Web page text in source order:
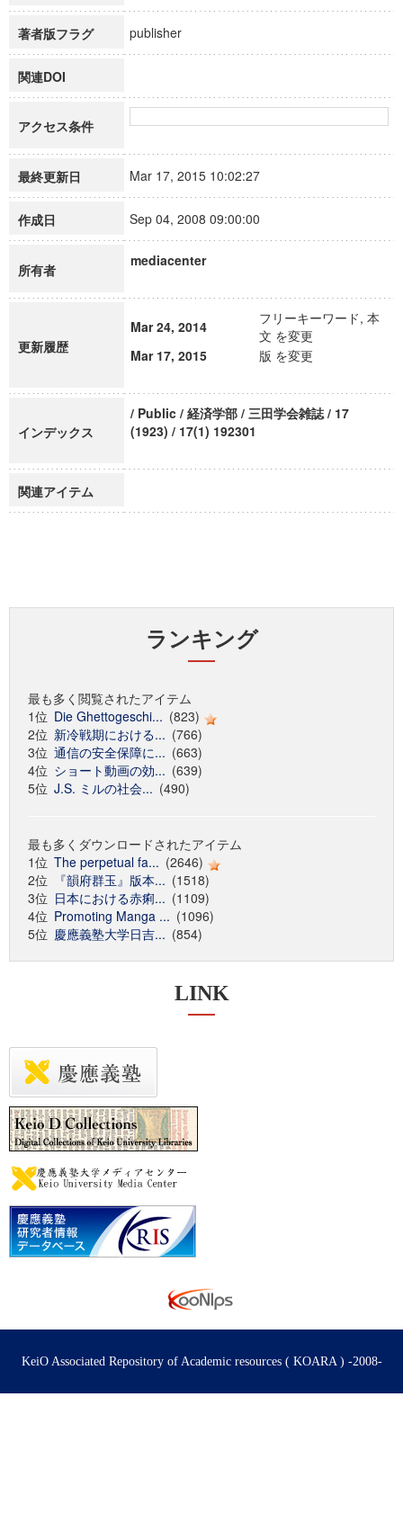
著者版フラグ publisher
関連DOI
アクセス条件
最終更新日 Mar 17, 2015 10:02:27
作成日 Sep 04, 2008 09:00:00
所有者
mediacenter
更新履歴
Mar 24, 2014
フリーキーワード, 本
文 を変更
Mar 17, 2015
版 を変更
インデックス
/ Public / 経済学部 / 三田学会雑誌 / 17
(1923) / 17(1) 192301
関連アイテム
ランキング
最も多く閲覧されたアイテム
1位 Die Ghettogeschi... (823)
2位 新冷戦期における... (766)
3位 通信の安全保障に... (663)
4位 ショート動画の効... (639)
5位 J.S. ミルの社会... (490)
最も多くダウンロードされたアイテム
1位 The perpetual fa... (2646)
2位
『韻府群玉』版本... (1518)
3位 日本における赤痢... (1109)
4位 Promoting Manga ... (1096)
5位 慶應義塾大学日吉... (854)
LINK
KeiO Associated Repository of Academic resources ( KOARA ) -2008-